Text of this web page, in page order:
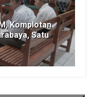
Komplotan
Satu